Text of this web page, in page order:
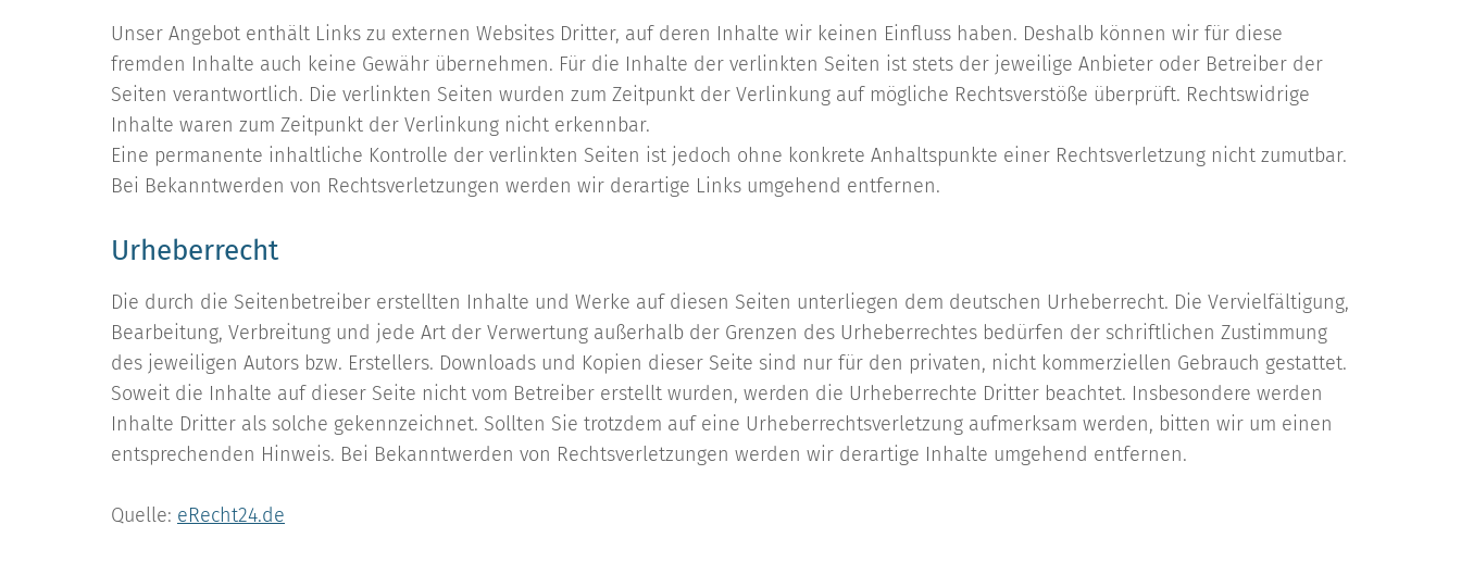
Unser Angebot enthält Links zu externen Websites Dritter, auf deren Inhalte wir keinen Einfluss haben. Deshalb können wir für diese
fremden Inhalte auch keine Gewähr übernehmen. Für die Inhalte der verlinkten Seiten ist stets der jeweilige Anbieter oder Betreiber der
Seiten verantwortlich. Die verlinkten Seiten wurden zum Zeitpunkt der Verlinkung auf mögliche Rechtsverstöße überprüft. Rechtswidrige
Inhalte waren zum Zeitpunkt der Verlinkung nicht erkennbar.
Eine permanente inhaltliche Kontrolle der verlinkten Seiten ist jedoch ohne konkrete Anhaltspunkte einer Rechtsverletzung nicht zumutbar.
Bei Bekanntwerden von Rechtsverletzungen werden wir derartige Links umgehend entfernen.
Urheberrecht
Die durch die Seitenbetreiber erstellten Inhalte und Werke auf diesen Seiten unterliegen dem deutschen Urheberrecht. Die Vervielfältigung,
Bearbeitung, Verbreitung und jede Art der Verwertung außerhalb der Grenzen des Urheberrechtes bedürfen der schriftlichen Zustimmung
des jeweiligen Autors bzw. Erstellers. Downloads und Kopien dieser Seite sind nur für den privaten, nicht kommerziellen Gebrauch gestattet.
Soweit die Inhalte auf dieser Seite nicht vom Betreiber erstellt wurden, werden die Urheberrechte Dritter beachtet. Insbesondere werden
Inhalte Dritter als solche gekennzeichnet. Sollten Sie trotzdem auf eine Urheberrechtsverletzung aufmerksam werden, bitten wir um einen
entsprechenden Hinweis. Bei Bekanntwerden von Rechtsverletzungen werden wir derartige Inhalte umgehend entfernen.
Quelle: eRecht24.de